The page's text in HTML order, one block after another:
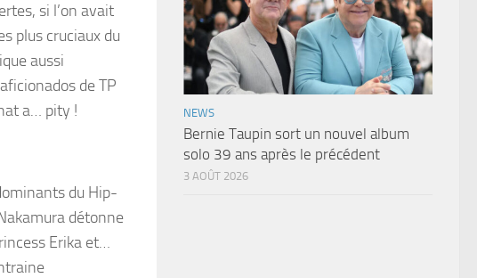
si l’on avait
plus cruciaux du
aussi
de TP
a… pity !
du Hip-
détonne
Erika et…
NEWS
Bernie Taupin sort un nouvel album
solo 39 ans après le précédent
3 AOÛT 2026